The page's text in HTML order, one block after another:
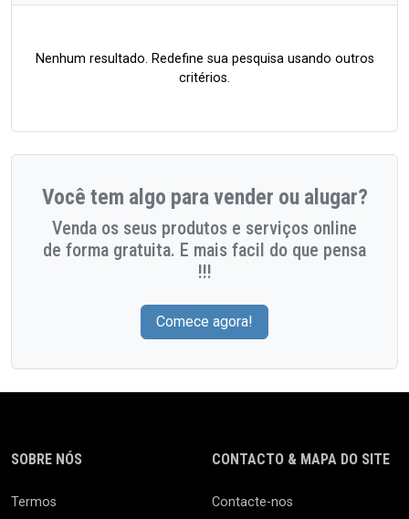
Nenhum resultado. Redefine sua pesquisa usando outros
critérios.
Você tem algo para vender ou alugar?
Venda os seus produtos e serviços online
de forma gratuita. E mais facil do que pensa
!!!
Comece agora!
SOBRE NÓS
Termos
CONTACTO & MAPA DO SITE
Contacte-nos